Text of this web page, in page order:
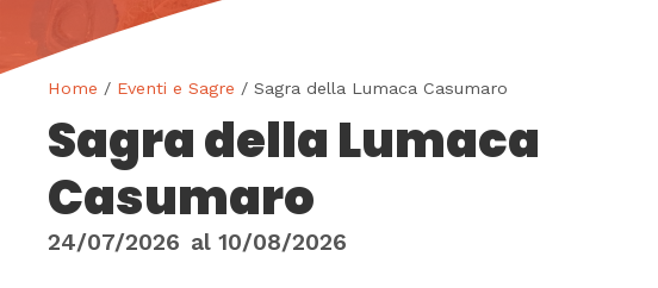
Home / Eventi e Sagre / Sagra della Lumaca Casumaro
Sagra della Lumaca
Casumaro
24/07/2026 al 10/08/2026